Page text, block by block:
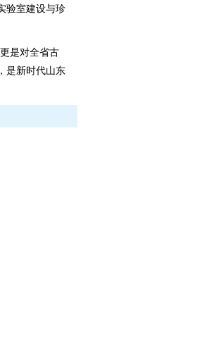
验室建设与珍
是对全省古
是新时代山东